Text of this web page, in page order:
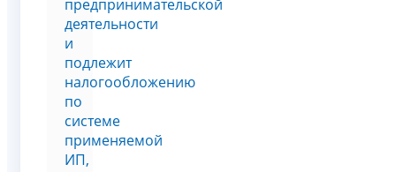
предпринимательской
деятельности
и
подлежит
налогообложению
по
системе
применяемой
ИП,